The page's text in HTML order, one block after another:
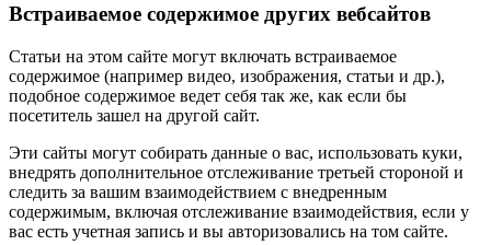
Встраиваемое содержимое других вебсайтов
Статьи на этом сайте могут включать встраиваемое
содержимое (например видео, изображения, статьи и др.),
подобное содержимое ведет себя так же, как если бы
посетитель зашел на другой сайт.
Эти сайты могут собирать данные о вас, использовать куки,
внедрять дополнительное отслеживание третьей стороной и
следить за вашим взаимодействием с внедренным
содержимым, включая отслеживание взаимодействия, если у
вас есть учетная запись и вы авторизовались на том сайте.